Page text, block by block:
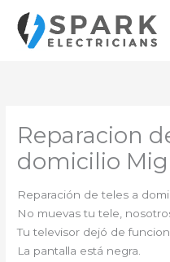
contenido
Reparacion
domicilio
Reparación de teles a
No muevas tu tele,
Tu televisor dejó de
La pantalla está negra.